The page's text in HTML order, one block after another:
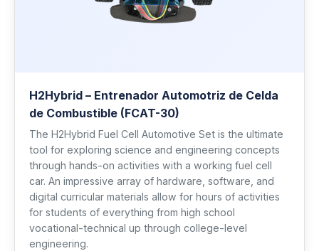
H2Hybrid – Entrenador Automotriz de Celda
de Combustible (FCAT-30)
The H2Hybrid Fuel Cell Automotive Set is the ultimate
tool for exploring science and engineering concepts
through hands-on activities with a working fuel cell
car. An impressive array of hardware, software, and
digital curricular materials allow for hours of activities
for students of everything from high school
vocational-technical up through college-level
engineering.